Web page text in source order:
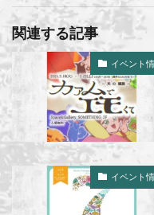
関連する記事
イベント
イベント